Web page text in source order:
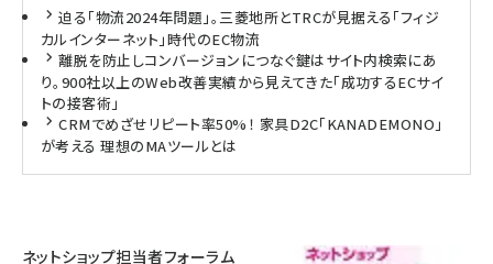
迫る「物流2024年問題」。三菱地所とTRCが見据える「フィジ
カルインターネット」時代のEC物流
離脱を防止しコンバージョンにつなぐ鍵はサイト内検索にあ
り。900社以上のWeb改善実績から見えてきた「成功するECサイ
トの接客術」
CRMでめざせリピート率50%！ 家具D2C「KANADEMONO」
が考える 理想のMAツールとは
ネットショップ担当者フォーラム